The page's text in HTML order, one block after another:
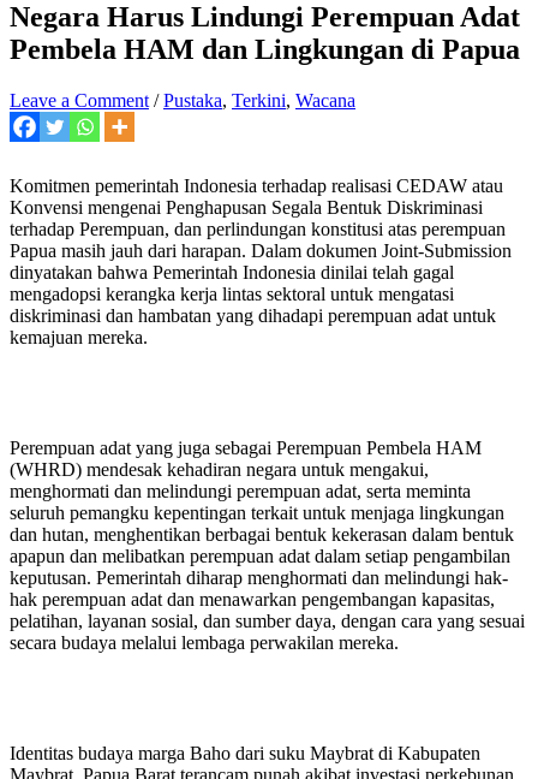
Negara Harus Lindungi Perempuan Adat
Pembela HAM dan Lingkungan di Papua
Leave a Comment /Pustaka, Terkini, Wacana
Komitmen pemerintah Indonesia terhadap realisasi CEDAW atau
Konvensi mengenai Penghapusan Segala Bentuk Diskriminasi
terhadap Perempuan, dan perlindungan konstitusi atas perempuan
Papua masih jauh dari harapan. Dalam dokumen Joint-Submission
dinyatakan bahwa Pemerintah Indonesia dinilai telah gagal
mengadopsi kerangka kerja lintas sektoral untuk mengatasi
diskriminasi dan hambatan yang dihadapi perempuan adat untuk
kemajuan mereka.
Perempuan adat yang juga sebagai Perempuan Pembela HAM
(WHRD) mendesak kehadiran negara untuk mengakui,
menghormati dan melindungi perempuan adat, serta meminta
seluruh pemangku kepentingan terkait untuk menjaga lingkungan
dan hutan, menghentikan berbagai bentuk kekerasan dalam bentuk
apapun dan melibatkan perempuan adat dalam setiap pengambilan
keputusan. Pemerintah diharap menghormati dan melindungi hak-
hak perempuan adat dan menawarkan pengembangan kapasitas,
pelatihan, layanan sosial, dan sumber daya, dengan cara yang sesuai
secara budaya melalui lembaga perwakilan mereka.
Identitas budaya marga Baho dari suku Maybrat di Kabupaten